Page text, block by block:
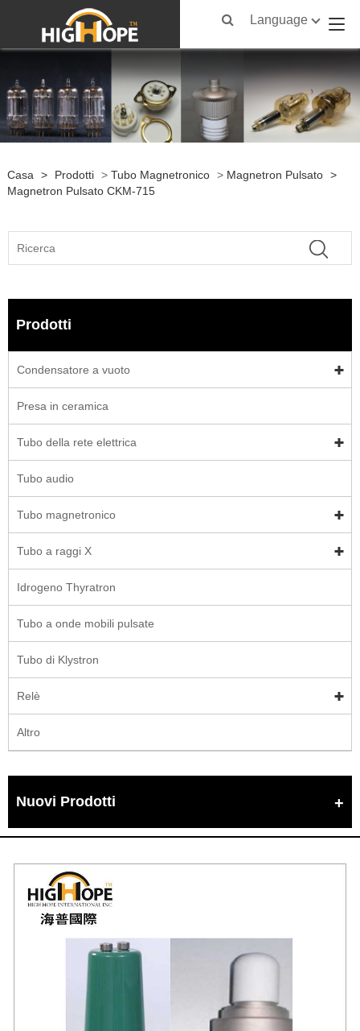
Language
Casa > Prodotti > Tubo Magnetronico > Magnetron Pulsato >
Magnetron Pulsato CKM-715
Prodotti
Condensatore a vuoto
Presa in ceramica
Tubo della rete elettrica
Tubo audio
Tubo magnetronico
Tubo a raggi X
Idrogeno Thyratron
Tubo a onde mobili pulsate
Tubo di Klystron
Relè
Altro
Nuovi Prodotti